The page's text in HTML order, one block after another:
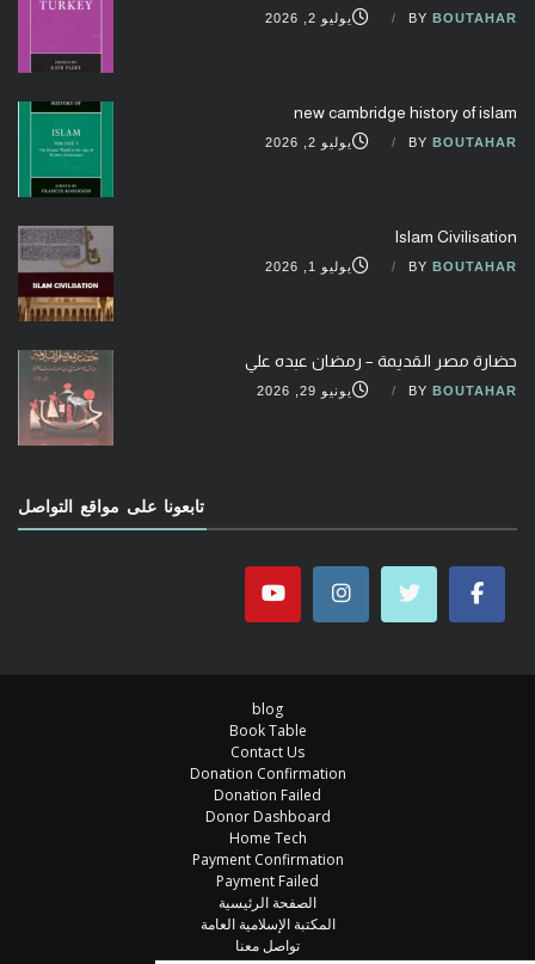
BY BOUTAHAR يوليو 2, 2026
new cambridge history of islam
BY BOUTAHAR يوليو 2, 2026
Islam Civilisation
BY BOUTAHAR يوليو 1, 2026
حضارة مصر القديمة – رمضان عبده علي
BY BOUTAHAR يونيو 29, 2026
تابعونا على مواقع التواصل
blog
Book Table
Contact Us
Donation Confirmation
Donation Failed
Donor Dashboard
Home Tech
Payment Confirmation
Payment Failed
الصفحة الرئيسية
المكتبة الإسلامية العامة
تواصل معنا